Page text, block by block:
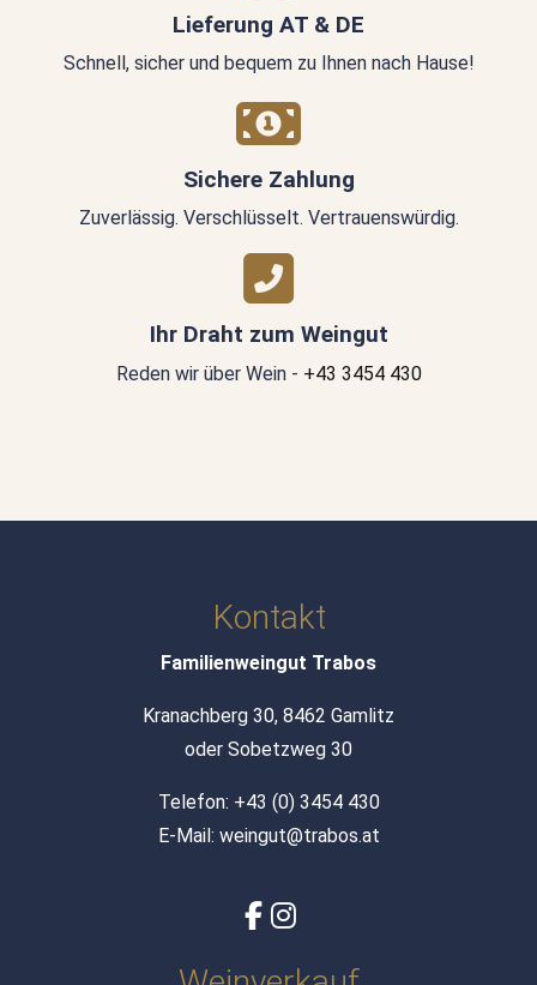
Lieferung AT & DE
Schnell, sicher und bequem zu Ihnen nach Hause!
Sichere Zahlung
Zuverlässig. Verschlüsselt. Vertrauenswürdig.
Ihr Draht zum Weingut
Reden wir über Wein - +43 3454 430
Kontakt
Familienweingut Trabos
Kranachberg 30, 8462 Gamlitz
oder Sobetzweg 30
Telefon: +43 (0) 3454 430
E-Mail: weingut@trabos.at